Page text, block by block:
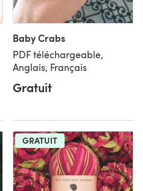
Baby Crabs
PDF téléchargeable,
Anglais, Français
Gratuit
GRATUIT